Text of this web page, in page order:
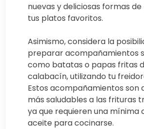
nuevas y deliciosas formas
tus platos favoritos.
Asimismo, considera la
preparar acompañamientos
como batatas o papas fritas
calabacín, utilizando tu
Estos acompañamientos son
más saludables a las frituras
ya que requieren una mínima
aceite para cocinarse.